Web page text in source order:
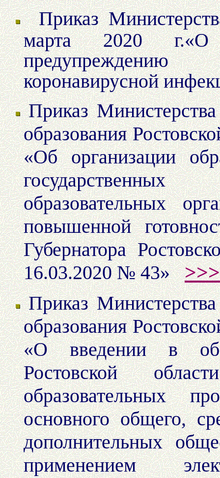
Приказ
марта 2020 г.«О
предупреждению
коронавирусной
Приказ
образования
«Об организации
образовательных
повышенной
Губернатора
16.03.2020 № 43»
Приказ
образования
«О введении в
Ростовской
образовательных
основного общего,
дополнительных
применением